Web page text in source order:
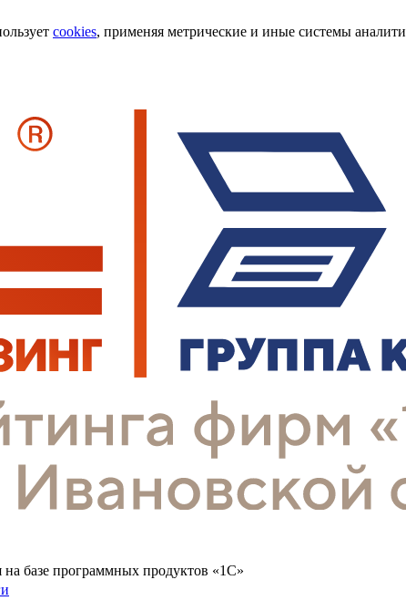
cookies, применяя метрические и иные системы
базе программных продуктов «1С»